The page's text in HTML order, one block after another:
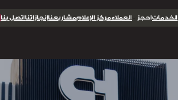
الخدماتاحجز العملاءمركز الإعلاممشاريعناإنجازاتنااتصل بنا